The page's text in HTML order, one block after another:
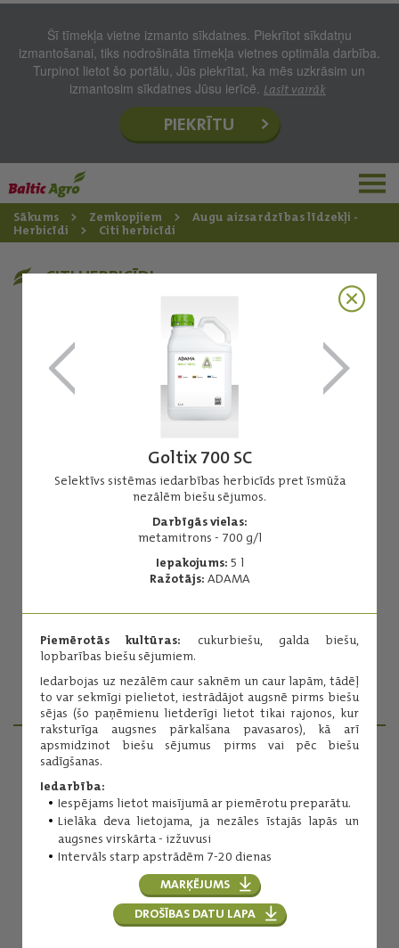
Šī tīmekļa vietne izmanto sīkdatnes. Piekrītot sīkdatņu
izmantošanai, tiks nodrošināta tīmekļa vietnes optimāla darbība.
Turpinot lietot šo portālu, Jūs piekrītat, ka mēs uzkrāsim un
izmantosim sīkdatnes Jūsu ierīcē. Lasīt vairāk
PIEKRĪTU
Sākums Zemkopjiem
Augu aizsardzības līdzekļi -
Herbicīdi
Citi herbicīdi
Goltix 700 SC
Selektīvs sistēmas iedarbības herbicīds pret īsmūža
nezālēm biešu sējumos.
Darbīgās vielas:
metamitrons - 700 g/l
Iepakojums: 5 l
Ražotājs: ADAMA
Piemērotās kultūras: cukurbiešu, galda biešu,
lopbarības biešu sējumiem.
Iedarbojas uz nezālēm caur saknēm un caur lapām, tādēļ
to var sekmīgi pielietot, iestrādājot augsnē pirms biešu
sējas (šo paņēmienu lietderīgi lietot tikai rajonos, kur
raksturīga augsnes pārkalšana pavasaros), kā arī
apsmidzinot biešu sējumus pirms vai pēc biešu
sadīgšanas.
Iedarbība:
Iespējams lietot maisījumā ar piemērotu preparātu.
Lielāka deva lietojama, ja nezāles īstajās lapās un
augsnes virskārta - izžuvusi
Intervāls starp apstrādēm 7-20 dienas
MARĶĒJUMS
DROŠĪBAS DATU LAPA
CITI HERBICĪDI
Agil 100 EC
Herbicīds īsmūža un daudzgadīgo viendīgļlapju nezāļu
apkarošanai.
Darbīgās vielas:
Iepakojums: 5 l
Ražotājs:ADAMA
Lasīt vairāk
PRODUKTU MENEDŽERI